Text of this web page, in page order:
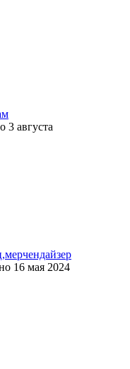
3 августа
16 мая 2024